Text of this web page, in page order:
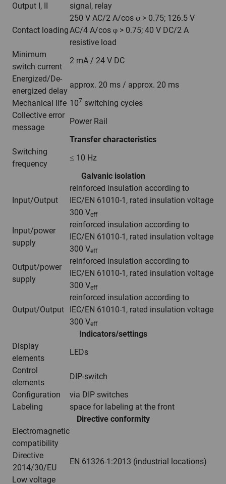
Output I, II
signal, relay
Contact loading
250 V AC/2 A/cos φ > 0.75; 126.5 V
AC/4 A/cos φ > 0.75; 40 V DC/2 A
resistive load
Minimum
switch current
2 mA / 24 V DC
Energized/De-
energized delay
approx. 20 ms / approx. 20 ms
Mechanical life 107 switching cycles
Collective error
message
Power Rail
Transfer characteristics
Switching
frequency
≤ 10 Hz
Galvanic isolation
Input/Output
reinforced insulation according to
IEC/EN 61010-1, rated insulation voltage
300 Veff
Input/power
supply
reinforced insulation according to
IEC/EN 61010-1, rated insulation voltage
300 Veff
Output/power
supply
reinforced insulation according to
IEC/EN 61010-1, rated insulation voltage
300 Veff
Output/Output
reinforced insulation according to
IEC/EN 61010-1, rated insulation voltage
300 Veff
Indicators/settings
Display
elements
LEDs
Control
elements
DIP-switch
Configuration
via DIP switches
Labeling
space for labeling at the front
Directive conformity
Electromagnetic
compatibility
Directive
2014/30/EU
EN 61326-1:2013 (industrial locations)
Low voltage